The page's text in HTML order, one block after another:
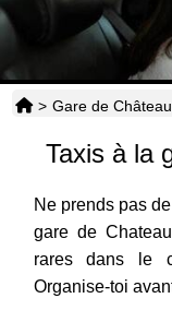
> Gare de
Taxis à la
Ne prends pas
gare de
rares dans le
Organise-toi